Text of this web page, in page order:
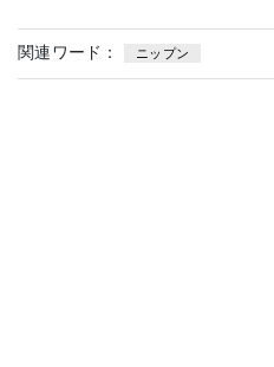
関連ワード： ニップン